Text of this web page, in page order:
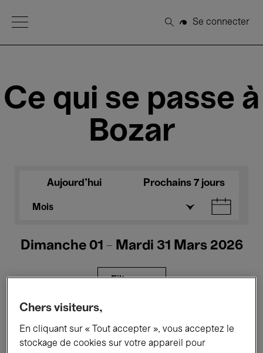
Open Menu
Rechercher
Se connecter
Ce qui se passe à
Bozar
Aujourd'hui Prochains 7 jours
Mois
Dimanche 01 - Mardi 31 Mars 2026
Filtres
Expositions Films Performances
Chers visiteurs,
En cliquant sur « Tout accepter », vous acceptez le
stockage de cookies sur votre appareil pour